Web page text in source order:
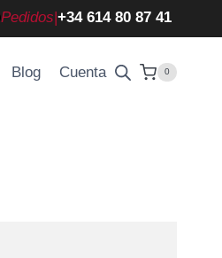
Pedidos|+34 614 80 87 41
Blog Cuenta 0